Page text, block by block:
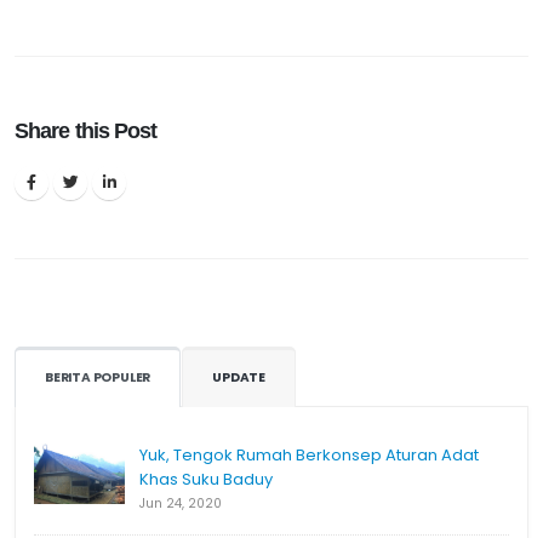
Share this Post
BERITA POPULER UPDATE
Yuk, Tengok Rumah Berkonsep Aturan Adat
Khas Suku Baduy
Jun 24, 2020